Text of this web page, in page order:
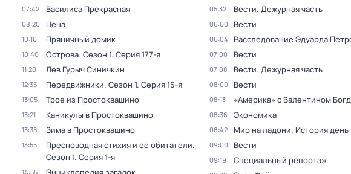
07:42 Василиса Прекрасная
08:20 Цена
10:10 Пряничный домик
10:40 Острова. Сезон 1. Серия 177-я
11:20 Лев Гурыч Синичкин
12:35 Передвижники. Сезон 1. Серия 15-я
13:05 Трое из Простоквашино
13:21 Каникулы в Простоквашино
13:38 Зима в Простоквашино
13:55 Пресноводная стихия и ее обитатели.
Сезон 1. Серия 1-я
14:55
05:32 Вести. Дежурная часть
06:00 Вести
06:04 Расследование Эдуарда
07:00 Вести
07:08 Вести. Дежурная часть
08:00 Вести
08:13 «Америка» с Валентином
08:36 Экономика
08:42 Мир на ладони. История день
09:00 Вести
09:19 Специальный репортаж